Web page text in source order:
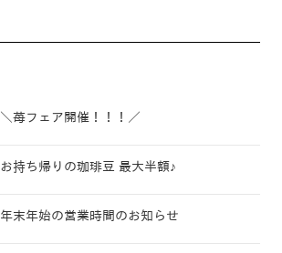
＼苺フェア開催！！！／
お持ち帰りの珈琲豆 最大半額♪
年末年始の営業時間のお知らせ